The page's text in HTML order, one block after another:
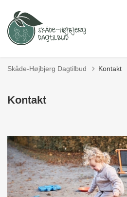
Skåde-Højbjerg Dagtilbud Kontakt
Kontakt